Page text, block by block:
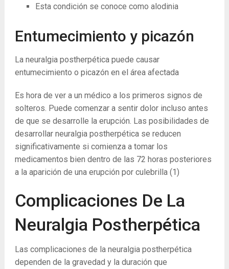
Esta condición se conoce como alodinia
Entumecimiento y picazón
La neuralgia postherpética puede causar
entumecimiento o picazón en el área afectada
Es hora de ver a un médico a los primeros signos de
solteros. Puede comenzar a sentir dolor incluso antes
de que se desarrolle la erupción. Las posibilidades de
desarrollar neuralgia postherpética se reducen
significativamente si comienza a tomar los
medicamentos bien dentro de las 72 horas posteriores
a la aparición de una erupción por culebrilla (1)
Complicaciones De La
Neuralgia Postherpética
Las complicaciones de la neuralgia postherpética
dependen de la gravedad y la duración que